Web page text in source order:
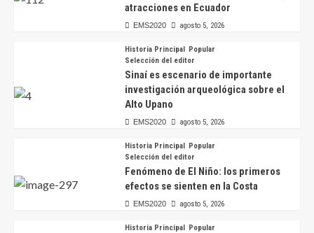
atracciones en Ecuador
EMS2020 agosto 5, 2026
Historia Principal Popular
Selección del editor
Sinaí es escenario de importante
investigación arqueológica sobre el
Alto Upano
EMS2020 agosto 5, 2026
Historia Principal Popular
Selección del editor
Fenómeno de El Niño: los primeros
efectos se sienten en la Costa
EMS2020 agosto 5, 2026
Historia Principal Popular